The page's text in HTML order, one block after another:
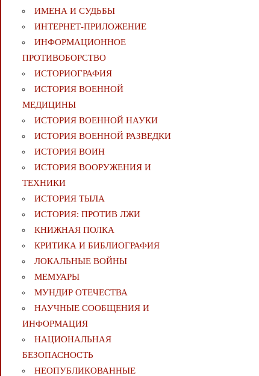
ИМЕНА И СУДЬБЫ
ИНТЕРНЕТ-ПРИЛОЖЕНИЕ
ИНФОРМАЦИОННОЕ
ПРОТИВОБОРСТВО
ИСТОРИОГРАФИЯ
ИСТОРИЯ ВОЕННОЙ
МЕДИЦИНЫ
ИСТОРИЯ ВОЕННОЙ НАУКИ
ИСТОРИЯ ВОЕННОЙ РАЗВЕДКИ
ИСТОРИЯ ВОИН
ИСТОРИЯ ВООРУЖЕНИЯ И
ТЕХНИКИ
ИСТОРИЯ ТЫЛА
ИСТОРИЯ: ПРОТИВ ЛЖИ
КНИЖНАЯ ПОЛКА
КРИТИКА И БИБЛИОГРАФИЯ
ЛОКАЛЬНЫЕ ВОЙНЫ
МЕМУАРЫ
МУНДИР ОТЕЧЕСТВА
НАУЧНЫЕ СООБЩЕНИЯ И
ИНФОРМАЦИЯ
НАЦИОНАЛЬНАЯ
БЕЗОПАСНОСТЬ
НЕОПУБЛИКОВАННЫЕ